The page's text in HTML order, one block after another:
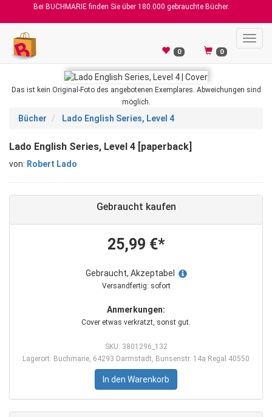
Bei BUCHMARIE finden Sie über 180.000 gebrauchte Bücher.
0 0
Das ist kein Original-Foto des angebotenen Exemplares. Abweichungen sind
möglich.
Bücher Lado English Series, Level 4
Lado English Series, Level 4 [paperback]
von: Robert Lado
Gebraucht kaufen
25,99 €*
Gebraucht, Akzeptabel
Versandfertig: sofort
Anmerkungen:
Cover etwas verkratzt, sonst gut.
SKU: 3801296_132
Lagerort: Buchmarie, 64293 Darmstadt, Bunsenstr. 14a Regal 40550
In den Warenkorb